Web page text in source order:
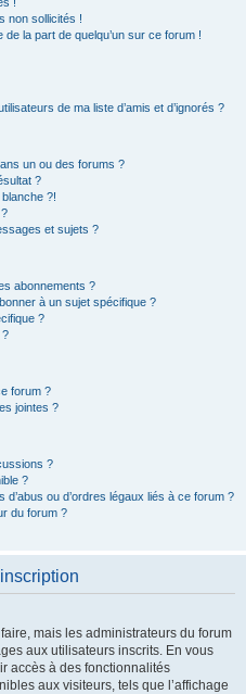
non sollicités !
la part de quelqu’un sur ce forum !
de ma liste d’amis et d’ignorés ?
un ou des forums ?
?
?!
et sujets ?
abonnements ?
à un sujet spécifique ?
?
?
forum ?
jointes ?
?
?
ou d’ordres légaux liés à ce forum ?
du forum ?
mais les administrateurs du forum
aux utilisateurs inscrits. En vous
accès à des fonctionnalités
aux visiteurs, tels que l’affichage